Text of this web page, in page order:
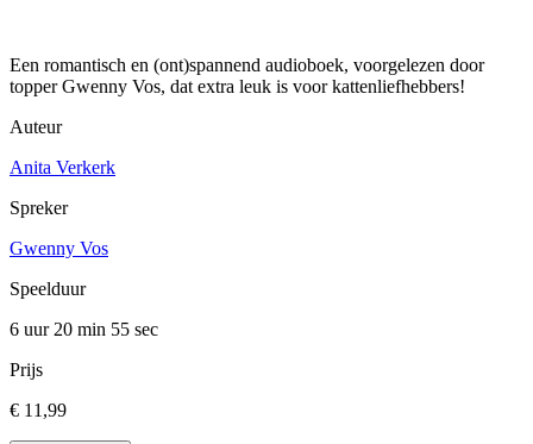
Een romantisch en (ont)spannend audioboek, voorgelezen door
topper Gwenny Vos, dat extra leuk is voor kattenliefhebbers!
Auteur
Anita Verkerk
Spreker
Gwenny Vos
Speelduur
6 uur 20 min 55 sec
Prijs
€ 11,99